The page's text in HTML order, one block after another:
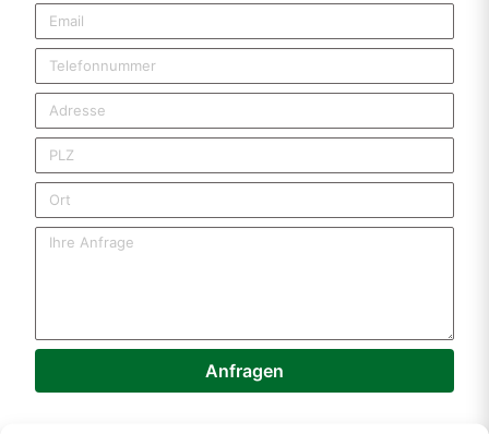
Email
Telefonnummer
Adresse
PLZ
Ort
Ihre Anfrage
Anfragen